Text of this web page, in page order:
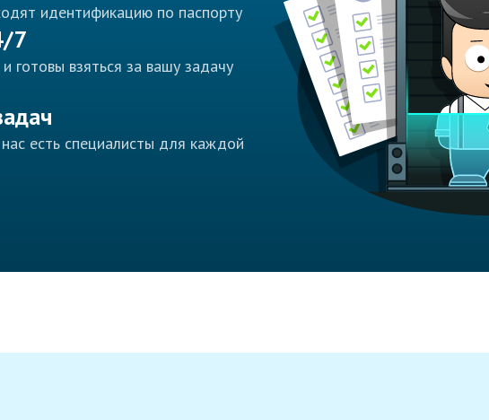
идентификацию по паспорту
7
готовы взяться за вашу задачу
есть специалисты для каждой